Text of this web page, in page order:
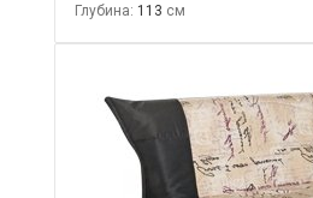
Глубина: 113